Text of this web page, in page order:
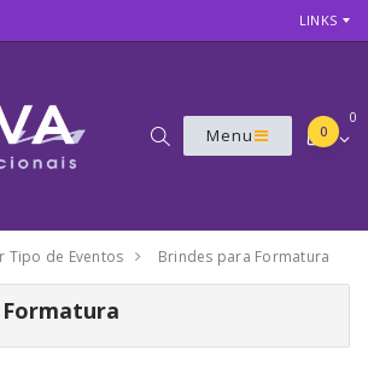
LINKS
Menu
0
0
Tipo de Eventos Brindes para Formatura